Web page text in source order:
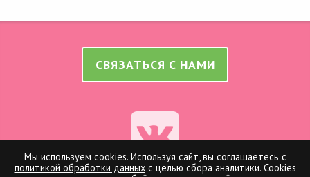
СВЯЗАТЬСЯ С НАМИ
Мы используем cookies. Используя сайт, вы соглашаетесь с
политикой обработки данныхс целью сбора аналитики. Cookies